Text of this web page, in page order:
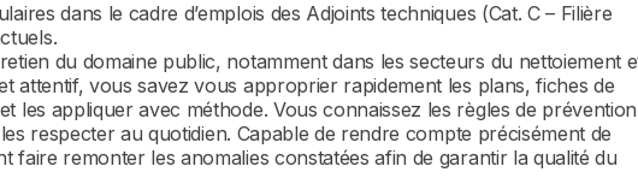
dans le cadre d’emplois des Adjoints techniques (Cat. C – Filière
du domaine public, notamment dans les secteurs du nettoiement
attentif, vous savez vous approprier rapidement les plans, fiches de
les appliquer avec méthode. Vous connaissez les règles de prévention
respecter au quotidien. Capable de rendre compte précisément de
faire remonter les anomalies constatées afin de garantir la qualité du